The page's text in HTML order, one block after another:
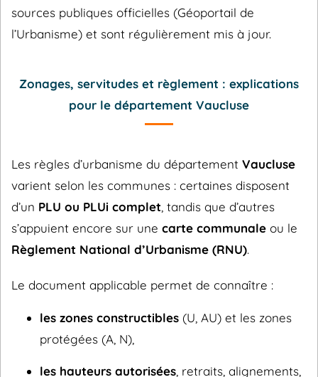
sources publiques officielles (Géoportail de
l’Urbanisme) et sont régulièrement mis à jour.
Zonages, servitudes et règlement : explications
pour le département Vaucluse
Les règles d’urbanisme du département Vaucluse
varient selon les communes : certaines disposent
d’un PLU ou PLUi complet , tandis que d’autres
s’appuient encore sur une carte communale ou le
Règlement National d’Urbanisme (RNU).
Le document applicable permet de connaître :
les zones constructibles (U, AU) et les zones
protégées (A, N),
les hauteurs autorisées , retraits, alignements,